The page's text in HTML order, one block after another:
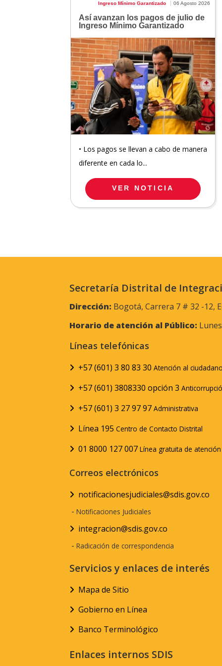
Ingreso Mínimo Garantizado 06 Agosto 2026
Así avanzan los pagos de julio de
Ingreso Mínimo Garantizado
• Los pagos se llevan a cabo de manera
diferente en cada lo...
VER NOTICIA
Secretaría Distrital de
Dirección: Bogotá, Carrera 7 # 32 -12,
Horario de atención al Público:
Líneas telefónicas
+57 (601) 3 80 83 30 Atención al
+57 (601) 3808330 opción 3
+57 (601) 3 27 97 97 Administrativa
Línea 195 Centro de Contacto Distrital
01 8000 127 007 Línea gratuita de
Correos electrónicos
notificacionesjudiciales@sdis.gov.co
- Notificaciones Judiciales
integracion@sdis.gov.co
- Radicación de correspondencia
Servicios y enlaces de interés
Mapa de Sitio
Gobierno en Línea
Banco Terminológico
Enlaces internos SDIS